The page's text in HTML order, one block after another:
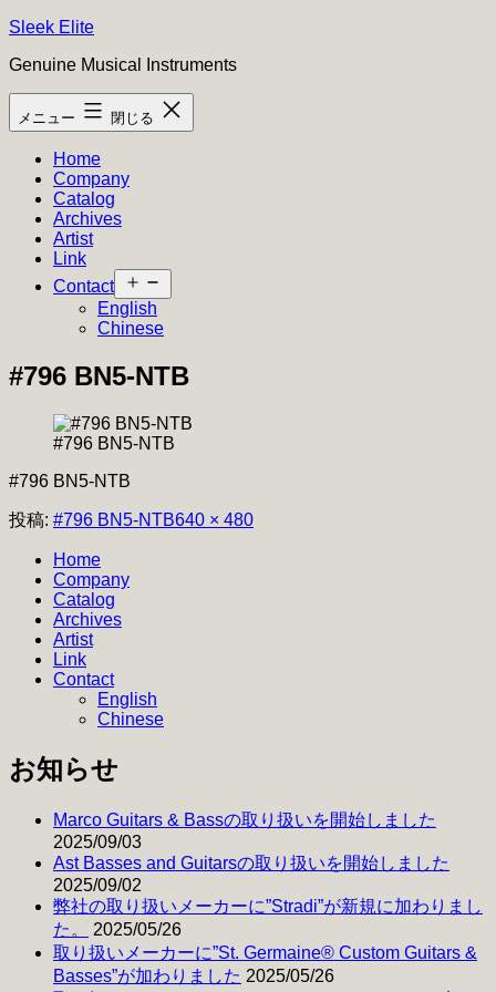
コ
テ
ン
ツ
Sleek Elite
Genuine Musical Instruments
メニュー 閉じる
Home
Company
Catalog
Archives
Artist
Link
Contact
ニ
ー
English
Chinese
#796 BN5-NTB
#796 BN5-NTB
#796 BN5-NTB
投稿: #796 BN5-NTBフ
640 × 480
Home
Company
Catalog
Archives
Artist
Link
Contact
English
Chinese
お知らせ
Marco Guitars & Bassの取り扱いを開始しました
2025/09/03
Ast Basses and Guitarsの取り扱いを開始しました
2025/09/02
弊社の取り扱いメーカーに”Stradi”が新規に加わりまし
た。
2025/05/26
取り扱いメーカーに”St. Germaine® Custom Guitars &
Basses”が加わりました 2025/05/26